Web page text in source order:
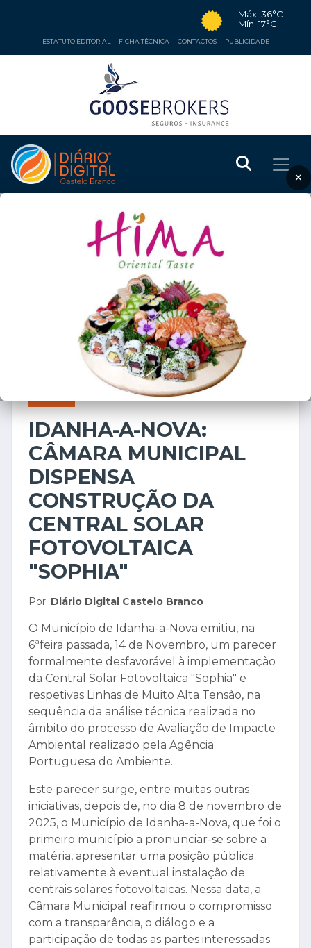
Máx: 36°C
Mín: 17°C
ESTATUTO EDITORIAL FICHA TÉCNICA CONTACTOS PUBLICIDADE
×
17 de novembro de 2025
IDANHA-A-NOVA:
CÂMARA MUNICIPAL
DISPENSA
CONSTRUÇÃO DA
CENTRAL SOLAR
FOTOVOLTAICA
"SOPHIA"
Por: Diário Digital Castelo Branco
O Município de Idanha-a-Nova emitiu, na
6ªfeira passada, 14 de Novembro, um parecer
formalmente desfavorável à implementação
da Central Solar Fotovoltaica "Sophia" e
respetivas Linhas de Muito Alta Tensão, na
sequência da análise técnica realizada no
âmbito do processo de Avaliação de Impacte
Ambiental realizado pela Agência
Portuguesa do Ambiente.
Este parecer surge, entre muitas outras
iniciativas, depois de, no dia 8 de novembro de
2025, o Município de Idanha-a-Nova, que foi o
primeiro município a pronunciar-se sobre a
matéria, apresentar uma posição pública
relativamente à eventual instalação de
centrais solares fotovoltaicas. Nessa data, a
Câmara Municipal reafirmou o compromisso
com a transparência, o diálogo e a
participação de todas as partes interessadas